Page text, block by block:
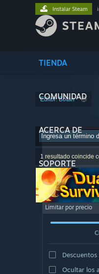
TIENDA
COMUNIDAD
ACERCA DE
SOPORTE
Instalar Steam
Editor: Botan
1 resultado coincide
Limitar por precio
Ocultar los